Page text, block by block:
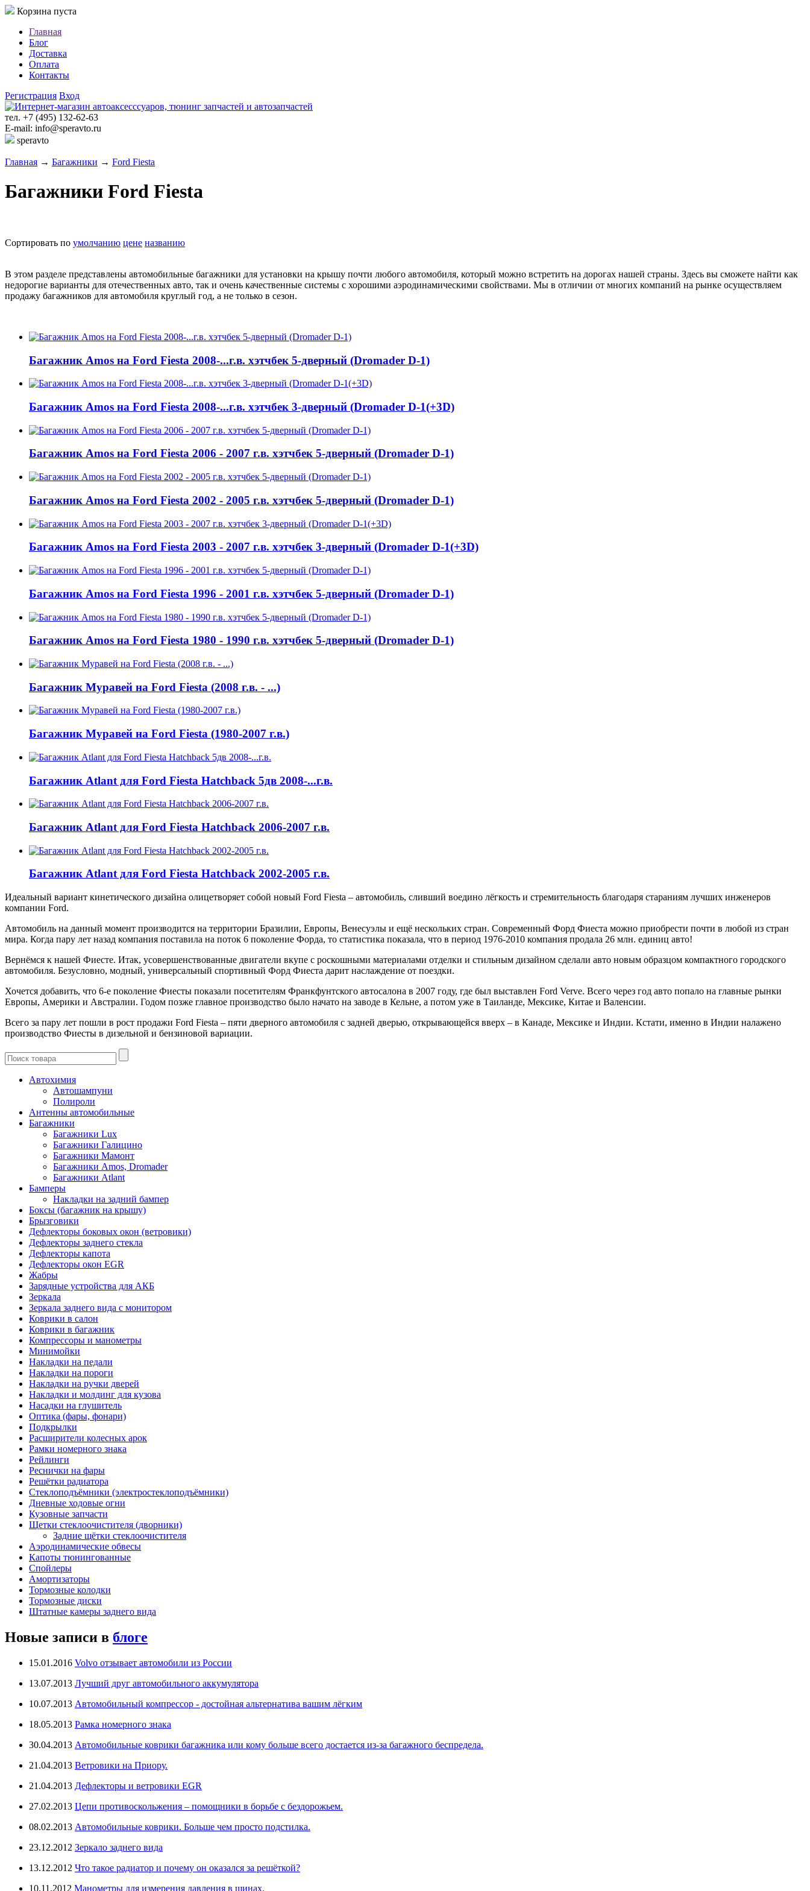
Корзина пуста
Главная
Блог
Доставка
Оплата
Контакты
Регистрация Вход
тел. +7 (495) 132-62-63
E-mail: info@speravto.ru
speravto
Главная → Багажники → Ford Fiesta
Багажники Ford Fiesta
Сортировать по умолчанию цене названию
В этом разделе представлены автомобильные багажники для установки на крышу почти любого автомобиля, который можно встретить на дорогах нашей страны. Здесь вы сможете найти как
недорогие варианты для отечественных авто, так и очень качественные системы с хорошими аэродинамическими свойствами. Мы в отличии от многих компаний на рынке осуществляем
продажу багажников для автомобиля круглый год, а не только в сезон.
Багажник Amos на Ford Fiesta 2008-...г.в. хэтчбек 5-дверный (Dromader D-1)
Багажник Amos на Ford Fiesta 2008-...г.в. хэтчбек 3-дверный (Dromader D-1(+3D)
Багажник Amos на Ford Fiesta 2006 - 2007 г.в. хэтчбек 5-дверный (Dromader D-1)
Багажник Amos на Ford Fiesta 2002 - 2005 г.в. хэтчбек 5-дверный (Dromader D-1)
Багажник Amos на Ford Fiesta 2003 - 2007 г.в. хэтчбек 3-дверный (Dromader D-1(+3D)
Багажник Amos на Ford Fiesta 1996 - 2001 г.в. хэтчбек 5-дверный (Dromader D-1)
Багажник Amos на Ford Fiesta 1980 - 1990 г.в. хэтчбек 5-дверный (Dromader D-1)
Багажник Муравей на Ford Fiesta (2008 г.в. - ...)
Багажник Муравей на Ford Fiesta (1980-2007 г.в.)
Багажник Atlant для Ford Fiesta Hatchback 5дв 2008-...г.в.
Багажник Atlant для Ford Fiesta Hatchback 2006-2007 г.в.
Багажник Atlant для Ford Fiesta Hatchback 2002-2005 г.в.
Идеальный вариант кинетического дизайна олицетворяет собой новый Ford Fiesta – автомобиль, сливший воедино лёгкость и стремительность благодаря стараниям лучших инженеров
компании Ford.
Автомобиль на данный момент производится на территории Бразилии, Европы, Венесуэлы и ещё нескольких стран. Современный Форд Фиеста можно приобрести почти в любой из стран
мира. Когда пару лет назад компания поставила на поток 6 поколение Форда, то статистика показала, что в период 1976-2010 компания продала 26 млн. единиц авто!
Вернёмся к нашей Фиесте. Итак, усовершенствованные двигатели вкупе с роскошными материалами отделки и стильным дизайном сделали авто новым образцом компактного городского
автомобиля. Безусловно, модный, универсальный спортивный Форд Фиеста дарит наслаждение от поездки.
Хочется добавить, что 6-е поколение Фиесты показали посетителям Франкфунтского автосалона в 2007 году, где был выставлен Ford Verve. Всего через год авто попало на главные рынки
Европы, Америки и Австралии. Годом позже главное производство было начато на заводе в Кельне, а потом уже в Таиланде, Мексике, Китае и Валенсии.
Всего за пару лет пошли в рост продажи Ford Fiesta – пяти дверного автомобиля с задней дверью, открывающейся вверх – в Канаде, Мексике и Индии. Кстати, именно в Индии налажено
производство Фиесты в дизельной и бензиновой вариации.
Автохимия
Автошампуни
Полироли
Антенны автомобильные
Багажники
Багажники Lux
Багажники Галицино
Багажники Мамонт
Багажники Amos, Dromader
Багажники Atlant
Бамперы
Накладки на задний бампер
Боксы (багажник на крышу)
Брызговики
Дефлекторы боковых окон (ветровики)
Дефлекторы заднего стекла
Дефлекторы капота
Дефлекторы окон EGR
Жабры
Зарядные устройства для АКБ
Зеркала
Зеркала заднего вида с монитором
Коврики в салон
Коврики в багажник
Компрессоры и манометры
Минимойки
Накладки на педали
Накладки на пороги
Накладки на ручки дверей
Накладки и молдинг для кузова
Насадки на глушитель
Оптика (фары, фонари)
Подкрылки
Расширители колесных арок
Рамки номерного знака
Рейлинги
Реснички на фары
Решётки радиатора
Стеклоподъёмники (электростеклоподъёмники)
Дневные ходовые огни
Кузовные запчасти
Щетки стеклоочистителя (дворники)
Задние щётки стеклоочистителя
Аэродинамические обвесы
Капоты тюнингованные
Спойлеры
Амортизаторы
Тормозные колодки
Тормозные диски
Штатные камеры заднего вида
Новые записи в блоге
15.01.2016 Volvo отзывает автомобили из России
13.07.2013 Лучший друг автомобильного аккумулятора
10.07.2013 Автомобильный компрессор - достойная альтернатива вашим лёгким
18.05.2013 Рамка номерного знака
30.04.2013 Автомобильные коврики багажника или кому больше всего достается из-за багажного беспредела.
21.04.2013 Ветровики на Приору.
21.04.2013 Дефлекторы и ветровики EGR
27.02.2013 Цепи противоскольжения – помощники в борьбе с бездорожьем.
08.02.2013 Автомобильные коврики. Больше чем просто подстилка.
23.12.2012 Зеркало заднего вида
13.12.2012 Что такое радиатор и почему он оказался за решёткой?
10.11.2012 Манометры для измерения давления в шинах.